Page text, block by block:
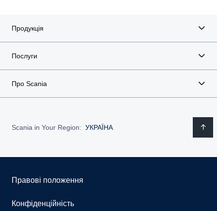
Продукція
Послуги
Про Scania
Scania in Your Region: УКРАЇНА
Правові положення
Конфіденційність